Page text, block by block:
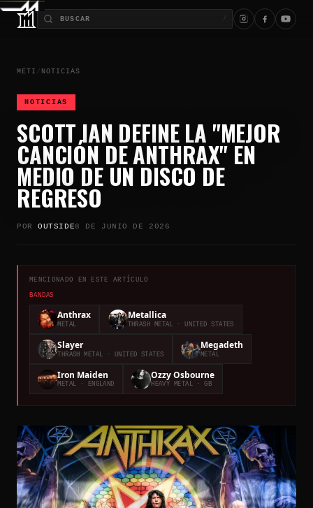
METI / NOTICIAS
NOTICIAS
SCOTT IAN DEFINE LA "MEJOR
CANCIÓN DE ANTHRAX" EN
MEDIO DE UN DISCO DE
REGRESO
POR OUTSIDE8 DE JUNIO DE 2026
MENCIONADO EN ESTE ARTÍCULO
BANDAS
Anthrax
METAL
Metallica
THRASH METAL · UNITED STATES
Slayer
THRASH METAL · UNITED STATES
Megadeth
METAL
Iron Maiden
METAL · ENGLAND
Ozzy Osbourne
HEAVY METAL · GB